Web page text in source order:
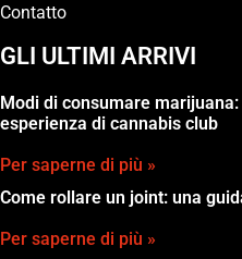
Contatto
GLI ULTIMI ARRIVI
Modi di consumare
esperienza di cannabis club
Per saperne di più »
Come rollare un joint: una
Per saperne di più »